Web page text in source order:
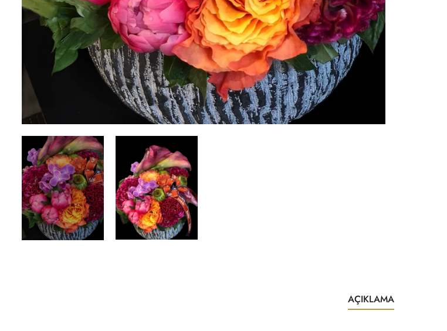
AÇIKLAMA